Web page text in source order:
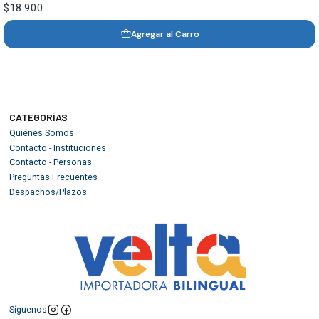
$18.900
Agregar al Carro
CATEGORÍAS
Quiénes Somos
Contacto - Instituciones
Contacto - Personas
Preguntas Frecuentes
Despachos/Plazos
Síguenos